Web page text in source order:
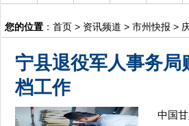
您的位置 ： 首页 > 资讯频道 > 市州快报 >
宁县退役军人事务
档工作
中国